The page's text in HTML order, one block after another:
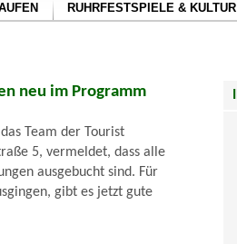
RUHRFESTSPIELE & KULTUR
neu im Programm
Team der Tourist
5, vermeldet, dass alle
ausgebucht sind. Für
gibt es jetzt gute